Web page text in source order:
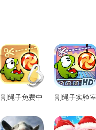
割绳子免费中 割绳子实验室